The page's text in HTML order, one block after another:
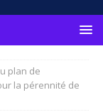
plan de
la pérennité de